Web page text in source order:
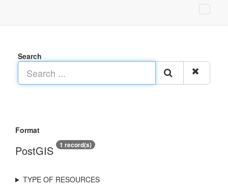
Search
Format
PostGIS 1 record(s)
TYPE OF RESOURCES